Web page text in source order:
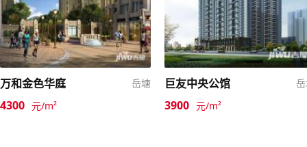
万和金色华庭 岳塘
4300 元/m²
巨友中央公馆
3900 元/m²